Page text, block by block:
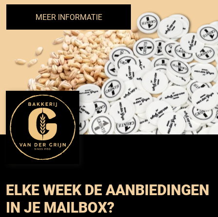
MEER INFORMATIE
ELKE WEEK DE AANBIEDINGEN
IN JE MAILBOX?